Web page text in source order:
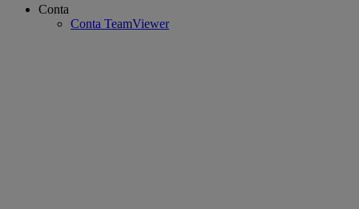
Conta
Conta TeamViewer